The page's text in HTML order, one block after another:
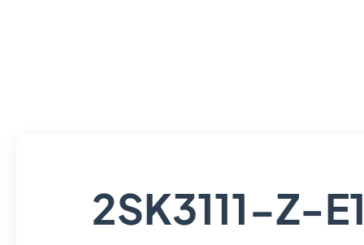
2SK3111-Z-